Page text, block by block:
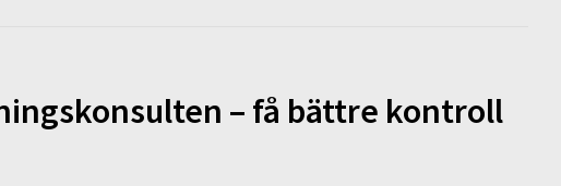
– få bättre kontroll